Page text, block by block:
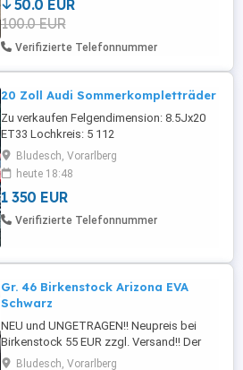
50.0 EUR
100.0 EUR
Verifizierte Telefonnummer
20 Zoll Audi Sommerkompletträder
Zu verkaufen Felgendimension: 8.5Jx20
ET33 Lochkreis: 5 112
Felgenartikelnummer: 8R0601025CA - 0
Hersteller: Audi Original Zustand:
NEUWERTIG Reifendimension: 255 45R20
Reifenmarke: Goodride Reifenmodel:
Sport SA-37 Dot:20 2021 Profil: sehr gut
Bludesch, Vorarlberg
heute 18:48
1 350 EUR
Verifizierte Telefonnummer
Gr. 46 Birkenstock Arizona EVA
Schwarz
NEU und UNGETRAGEN!! Neupreis bei
Birkenstock 55 EUR zzgl. Versand!! Der
BIRKENSTOCK Arizona ist ein echter
Bludesch, Vorarlberg